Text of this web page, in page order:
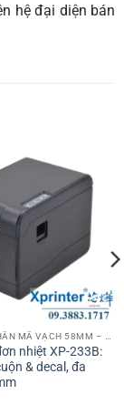
hệ đại diện bán
nhiệt XP-233B:
& decal, đa